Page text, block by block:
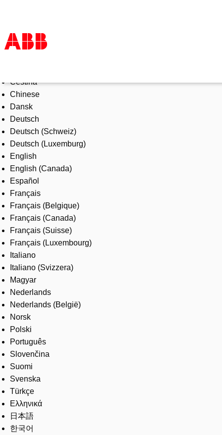
Products & Solutions
Industries
Services
About us
Where to buy
Contact us
Careers
Čeština
Chinese
Dansk
Deutsch
Deutsch (Schweiz)
Deutsch (Luxemburg)
English
English (Canada)
Español
Français
Français (Belgique)
Français (Canada)
Français (Suisse)
Français (Luxembourg)
Italiano
Italiano (Svizzera)
Magyar
Nederlands
Nederlands (België)
Norsk
Polski
Português
Slovenčina
Suomi
Svenska
Türkçe
Ελληνικά
日本語
한국어